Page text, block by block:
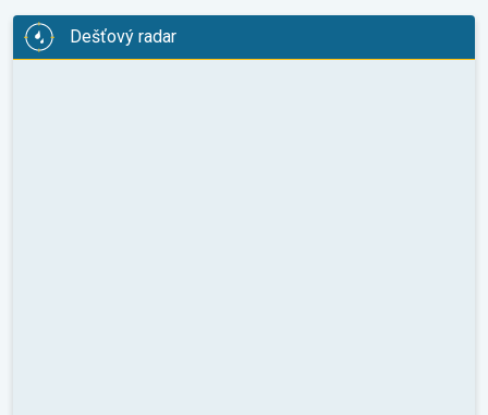
Dešťový radar